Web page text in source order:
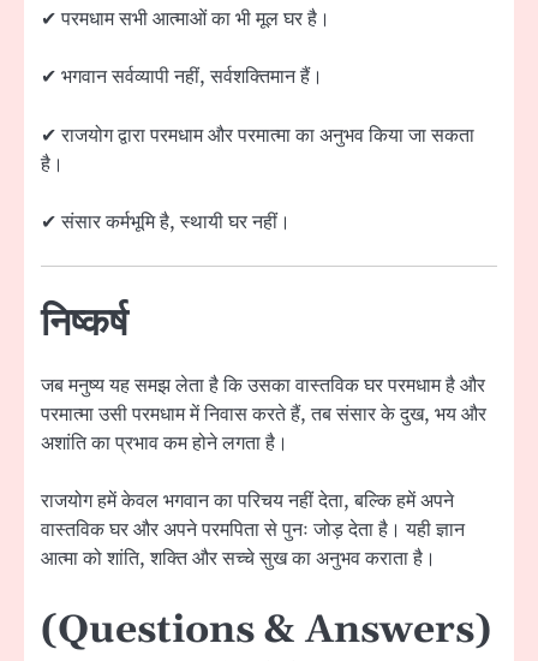
✔ परमधाम सभी आत्माओं का भी मूल घर है।
✔ भगवान सर्वव्यापी नहीं, सर्वशक्तिमान हैं।
✔ राजयोग द्वारा परमधाम और परमात्मा का अनुभव किया जा सकता
है।
✔ संसार कर्मभूमि है, स्थायी घर नहीं।
निष्कर्ष
जब मनुष्य यह समझ लेता है कि उसका वास्तविक घर परमधाम है और
परमात्मा उसी परमधाम में निवास करते हैं, तब संसार के दुख, भय और
अशांति का प्रभाव कम होने लगता है।
राजयोग हमें केवल भगवान का परिचय नहीं देता, बल्कि हमें अपने
वास्तविक घर और अपने परमपिता से पुनः जोड़ देता है। यही ज्ञान
आत्मा को शांति, शक्ति और सच्चे सुख का अनुभव कराता है।
(Questions & Answers)